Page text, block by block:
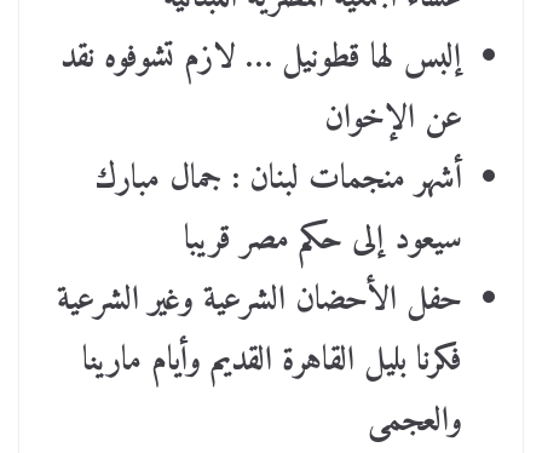
إلبس لها قطونيل … لازم تشوفوه نقد
عن الإخوان
أشهر منجمات لبنان : جمال مبارك
سيعود إلى حكم مصر قريبا
حفل الأحضان الشرعية وغير الشرعية
فكرنا بليل القاهرة القديم وأيام مارينا
والعجمى